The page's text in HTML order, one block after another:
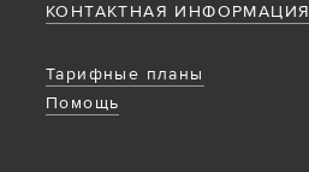
КОНТАКТНАЯ ИНФОРМАЦИЯ
Тарифные планы
Помощь